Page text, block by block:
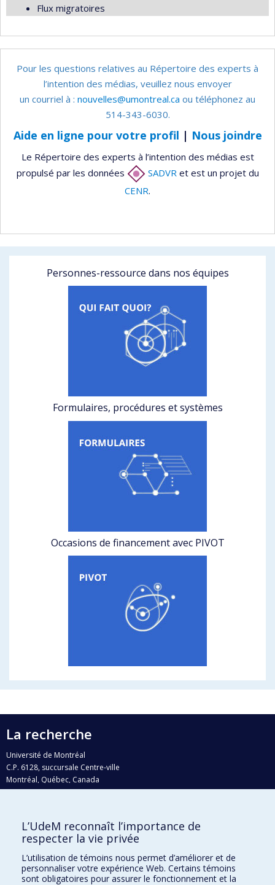
Flux migratoires
Pour les questions relatives au Répertoire des experts à
l’intention des médias, veuillez nous envoyer
un courriel à : nouvelles@umontreal.ca ou téléphonez au
514-343-6030.
Aide en ligne pour votre profil | Nous joindre
Le Répertoire des experts à l’intention des médias est
propulsé par les données
SADVRet est un projet du
CENR.
Personnes-ressource dans nos équipes
Formulaires, procédures et systèmes
Occasions de financement avec PIVOT
La recherche
Université de Montréal
C.P. 6128, succursale Centre-ville
Montréal, Québec, Canada
H3C 3J7
Qui fait quoi?
Nous trouver
Plan du site
L’UdeM reconnaît l’importance de
respecter la vie privée
L’utilisation de témoins nous permet d’améliorer et de
personnaliser votre expérience Web. Certains témoins
sont obligatoires pour assurer le fonctionnement et la